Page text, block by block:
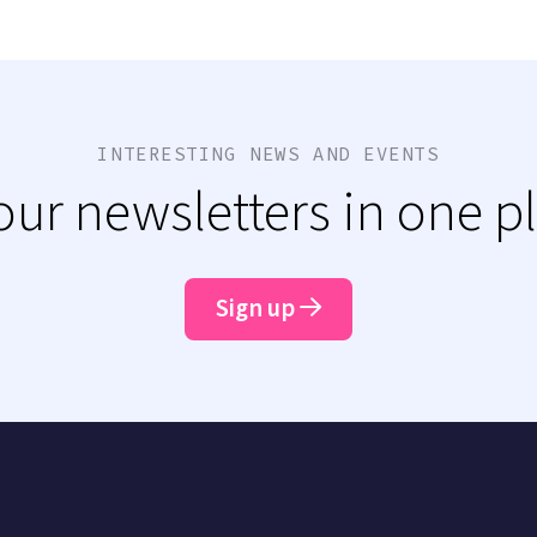
INTERESTING NEWS AND EVENTS
newsletters in one
Sign up